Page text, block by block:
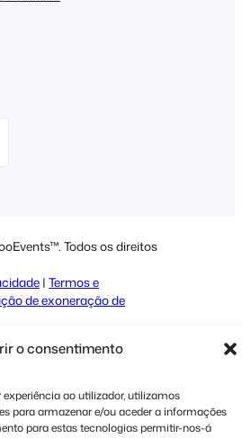
o consentimento
ao utilizador, utilizamos
para armazenar e/ou aceder a informações
para estas tecnologias permitir-nos-á
Todos os direitos
| Termos e
de exoneração de